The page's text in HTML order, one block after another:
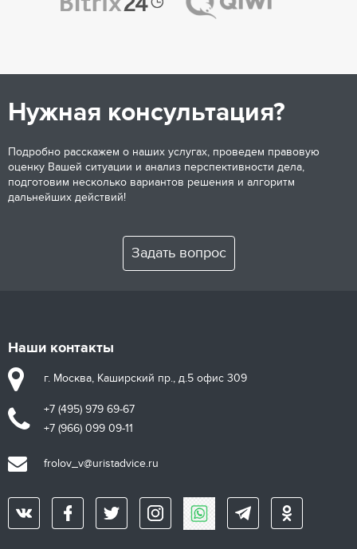
Нужная консультация?
Подробно расскажем о наших услугах, проведем правовую
оценку Вашей ситуации и анализ перспективности дела,
подготовим несколько вариантов решения и алгоритм
дальнейших действий!
Задать вопрос
Наши контакты
г. Москва, Каширский пр., д.5 офис 309
+7 (495) 979 69-67
+7 (966) 099 09-11
frolov_v@uristadvice.ru